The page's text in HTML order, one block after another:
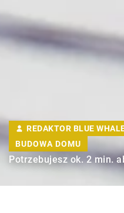
REDAKTOR BLUE
BUDOWA DOMU
Potrzebujesz ok. 2 min.